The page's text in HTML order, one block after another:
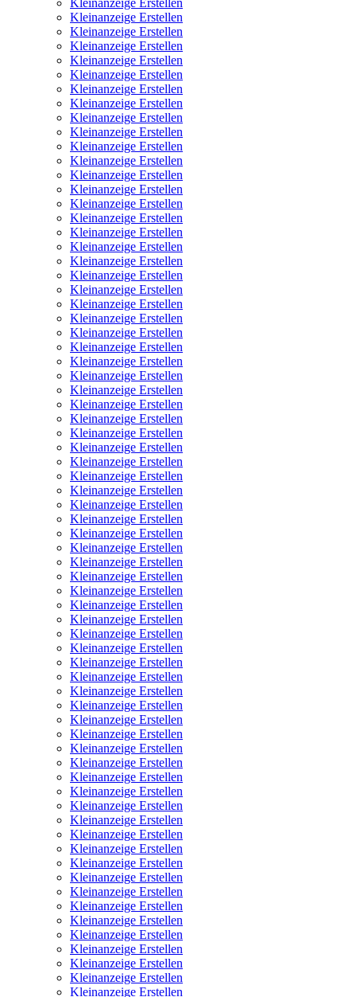
Kleinanzeige Erstellen
Kleinanzeige Erstellen
Kleinanzeige Erstellen
Kleinanzeige Erstellen
Kleinanzeige Erstellen
Kleinanzeige Erstellen
Kleinanzeige Erstellen
Kleinanzeige Erstellen
Kleinanzeige Erstellen
Kleinanzeige Erstellen
Kleinanzeige Erstellen
Kleinanzeige Erstellen
Kleinanzeige Erstellen
Kleinanzeige Erstellen
Kleinanzeige Erstellen
Kleinanzeige Erstellen
Kleinanzeige Erstellen
Kleinanzeige Erstellen
Kleinanzeige Erstellen
Kleinanzeige Erstellen
Kleinanzeige Erstellen
Kleinanzeige Erstellen
Kleinanzeige Erstellen
Kleinanzeige Erstellen
Kleinanzeige Erstellen
Kleinanzeige Erstellen
Kleinanzeige Erstellen
Kleinanzeige Erstellen
Kleinanzeige Erstellen
Kleinanzeige Erstellen
Kleinanzeige Erstellen
Kleinanzeige Erstellen
Kleinanzeige Erstellen
Kleinanzeige Erstellen
Kleinanzeige Erstellen
Kleinanzeige Erstellen
Kleinanzeige Erstellen
Kleinanzeige Erstellen
Kleinanzeige Erstellen
Kleinanzeige Erstellen
Kleinanzeige Erstellen
Kleinanzeige Erstellen
Kleinanzeige Erstellen
Kleinanzeige Erstellen
Kleinanzeige Erstellen
Kleinanzeige Erstellen
Kleinanzeige Erstellen
Kleinanzeige Erstellen
Kleinanzeige Erstellen
Kleinanzeige Erstellen
Kleinanzeige Erstellen
Kleinanzeige Erstellen
Kleinanzeige Erstellen
Kleinanzeige Erstellen
Kleinanzeige Erstellen
Kleinanzeige Erstellen
Kleinanzeige Erstellen
Kleinanzeige Erstellen
Kleinanzeige Erstellen
Kleinanzeige Erstellen
Kleinanzeige Erstellen
Kleinanzeige Erstellen
Kleinanzeige Erstellen
Kleinanzeige Erstellen
Kleinanzeige Erstellen
Kleinanzeige Erstellen
Kleinanzeige Erstellen
Kleinanzeige Erstellen
Kleinanzeige Erstellen